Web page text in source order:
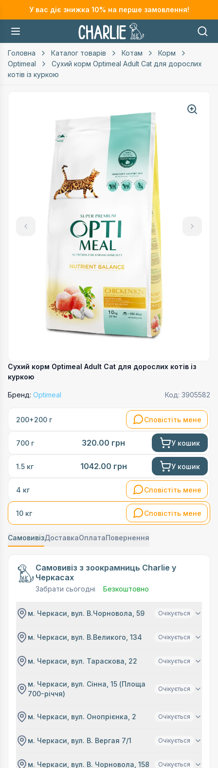
У вас діє знижка 10% на перше замовлення!
Головна Каталог товарів Котам
Корм
Optimeal
Сухий корм Optimeal Adult Cat для дорослих
котів із куркою
Сухий корм Optimeal Adult Cat для дорослих котів із
куркою
Бренд: Optimeal Код: 3905582
200+200 г Сповістіть мене
700 г 320.00 грн У кошик
1.5 кг 1042.00 грн У кошик
4 кг Сповістіть мене
10 кг Сповістіть мене
СамовивізДоставкаОплатаПовернення
Самовивіз з зоокрамниць Charlie у
Черкасах
Забрати сьогодні Безкоштовно
м. Черкаси, вул. В.Чорновола, 59 Очікується
м. Черкаси, вул. В.Великого, 134 Очікується
м. Черкаси, вул. Тараскова, 22 Очікується
м. Черкаси, вул. Сінна, 15 (Площа
700-річчя)
Очікується
м. Черкаси, вул. Онопрієнка, 2 Очікується
м. Черкаси, вул. В. Вергая 7/1 Очікується
м. Черкаси, вул. В. Чорновола, 158 Очікується